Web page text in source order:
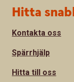
Sidfot
Hitta
Kontakta oss
Spärrhjälp
Hitta till oss